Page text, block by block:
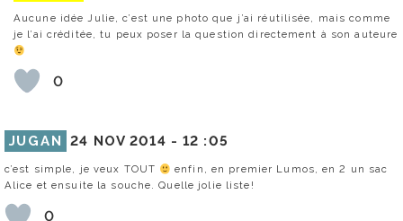
Aucune idée Julie, c’est une photo que j’ai réutilisée, mais comme
je l’ai créditée, tu peux poser la question directement à son auteure
0
JUGAN 24 NOV 2014 -12 :05
c’est simple, je veux TOUT
enfin, en premier Lumos, en 2 un sac
Alice et ensuite la souche. Quelle jolie liste!
0